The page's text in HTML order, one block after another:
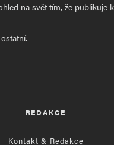
na svět tím, že publikuje
REDAKCE
Kontakt & Redakce